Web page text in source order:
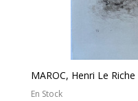
MAROC, Henri Le Riche
En Stock